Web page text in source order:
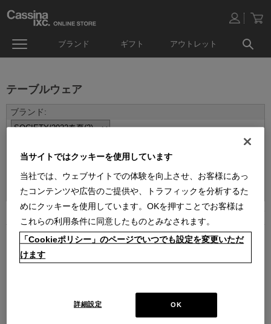
ブランド ギフト アウトレット
テーブルウェア
並べ替え：
2件あります
当サイトではクッキーを使用しています
当社では、ウェブサイトでの体験を向上させ、お客様にあっ
たコンテンツや広告のご提供や、トラフィックを分析するた
めにクッキーを使用しています。OKを押すことでお客様は
これらの利用条件に同意したものとみなされます。
「Cookieポリシー」のページでいつでも設定を変更いただ
けます
OK
詳細設定